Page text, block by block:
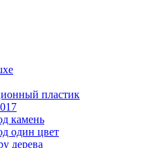
пластик
камень
один цвет
дерева